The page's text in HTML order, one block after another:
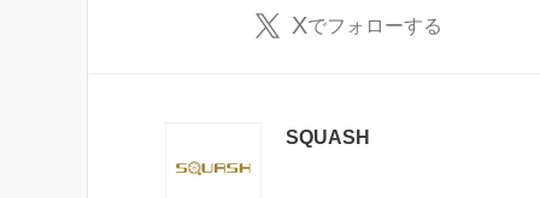
Xでフォローする
SQUASH